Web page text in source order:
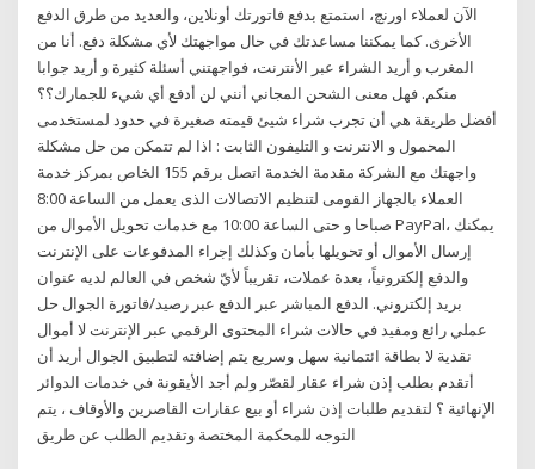
الآن لعملاء اورنچ، استمتع بدفع فاتورتك أونلاين، والعديد من طرق الدفع
الأخرى. كما يمكننا مساعدتك في حال مواجهتك لأي مشكلة دفع. أنا من
المغرب و أريد الشراء عبر الأنترنت، فواجهتني أسئلة كثيرة و أريد جوابا
منكم. فهل معنى الشحن المجاني أنني لن أدفع أي شيء للجمارك؟؟
أفضل طريقة هي أن تجرب شراء شيئ قيمته صغيرة في حدود لمستخدمى
المحمول و الانترنت و التليفون الثابت : اذا لم تتمكن من حل مشكلة
واجهتك مع الشركة مقدمة الخدمة اتصل برقم 155 الخاص بمركز خدمة
العملاء بالجهاز القومى لتنظيم الاتصالات الذى يعمل من الساعة 8:00
صباحا و حتى الساعة 10:00 مع خدمات تحويل الأموال من PayPal، يمكنك
إرسال الأموال أو تحويلها بأمان وكذلك إجراء المدفوعات على الإنترنت
والدفع إلكترونياً، بعدة عملات، تقريباً لأيّ شخص في العالم لديه عنوان
بريد إلكتروني. الدفع المباشر عبر الدفع عبر رصيد/فاتورة الجوال حل
عملي رائع ومفيد في حالات شراء المحتوى الرقمي عبر الإنترنت لا أموال
نقدية لا بطاقة ائتمانية سهل وسريع يتم إضافته لتطبيق الجوال أريد أن
أتقدم بطلب إذن شراء عقار لقصّر ولم أجد الأيقونة في خدمات الدوائر
الإنهائية ؟ لتقديم طلبات إذن شراء أو بيع عقارات القاصرين والأوقاف ، يتم
التوجه للمحكمة المختصة وتقديم الطلب عن طريق